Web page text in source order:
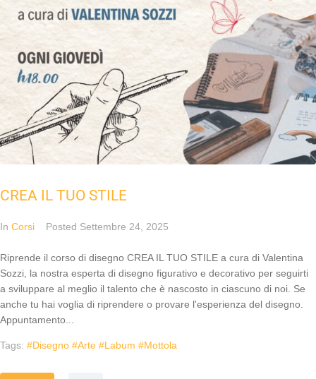
CREA IL TUO STILE
In Corsi Posted Settembre 24, 2025
Riprende il corso di disegno CREA IL TUO STILE a cura di Valentina
Sozzi, la nostra esperta di disegno figurativo e decorativo per seguirti
a sviluppare al meglio il talento che è nascosto in ciascuno di noi. Se
anche tu hai voglia di riprendere o provare l'esperienza del disegno.
Appuntamento...
Tags: #disegno #arte #labum #mottola